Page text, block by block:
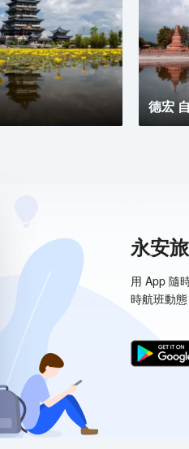
德宏
永安
用 App 隨
時航班動